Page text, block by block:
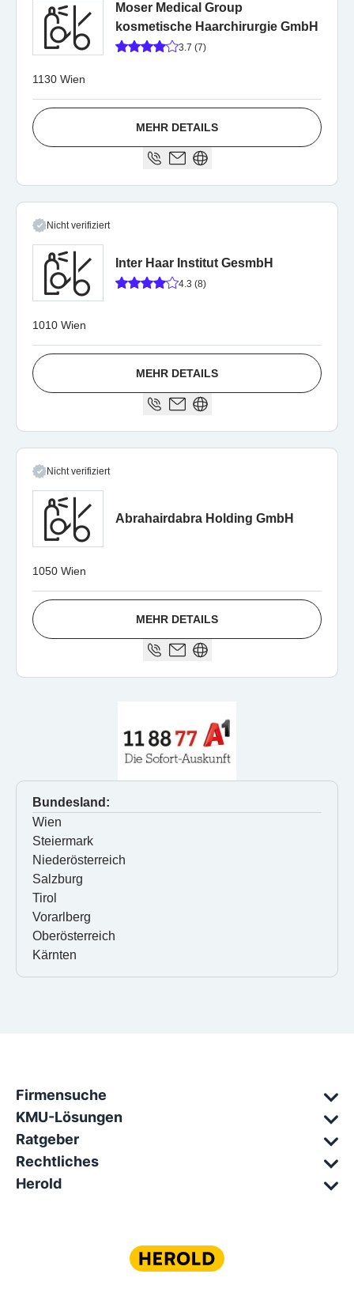
Moser Medical Group
kosmetische Haarchirurgie GmbH
3.7 (7)
1130 Wien
MEHR DETAILS
Nicht verifiziert
Inter Haar Institut GesmbH
4.3 (8)
1010 Wien
MEHR DETAILS
Nicht verifiziert
Abrahairdabra Holding GmbH
1050 Wien
MEHR DETAILS
Bundesland:
Wien
Steiermark
Niederösterreich
Salzburg
Tirol
Vorarlberg
Oberösterreich
Kärnten
Firmensuche
KMU-Lösungen
Ratgeber
Rechtliches
Herold